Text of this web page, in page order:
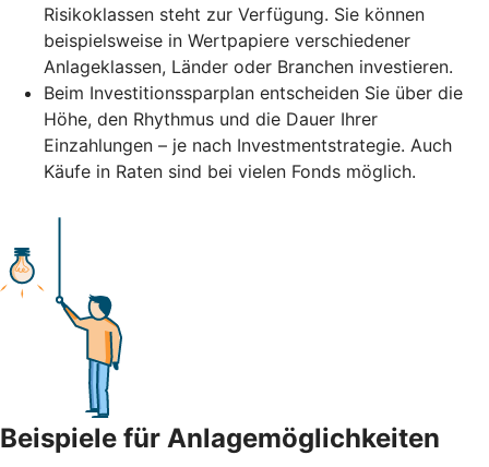
Risikoklassen steht zur Verfügung. Sie können
beispielsweise in Wertpapiere verschiedener
Anlageklassen, Länder oder Branchen investieren.
Beim Investitionssparplan entscheiden Sie über die
Höhe, den Rhythmus und die Dauer Ihrer
Einzahlungen – je nach Investmentstrategie. Auch
Käufe in Raten sind bei vielen Fonds möglich.
Beispiele für Anlagemöglichkeiten